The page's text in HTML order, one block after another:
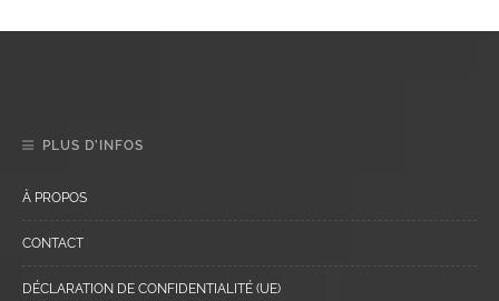
PLUS D’INFOS
À PROPOS
CONTACT
DÉCLARATION DE CONFIDENTIALITÉ (UE)